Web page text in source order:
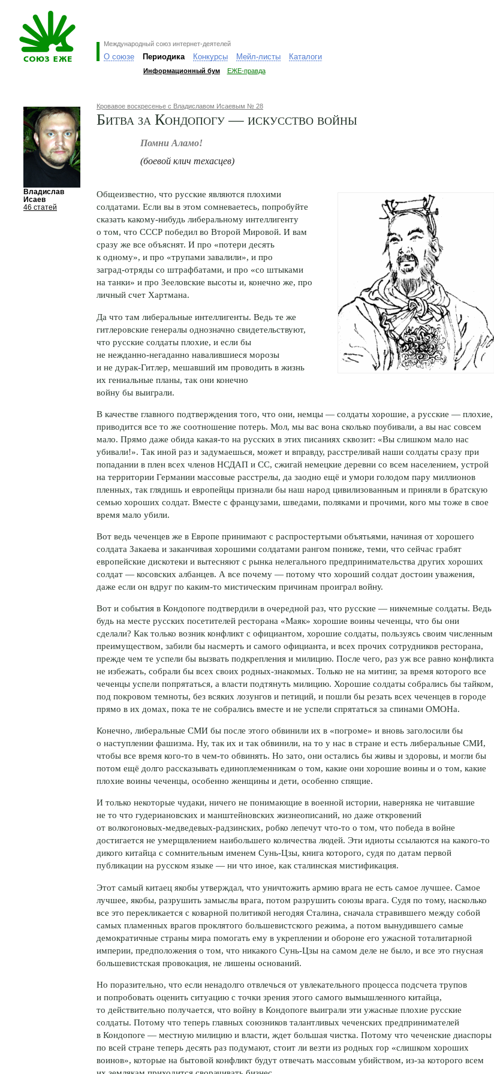
Международный союз интернет-деятелей
О союзе Периодика Конкурсы Мейл-листы Каталоги
Информационный бум ЕЖЕ-правда
Владислав
Исаев
46 статей
Кровавое воскресенье с Владиславом Исаевым № 28
Битва за Кондопогу — искусство войны
Помни Аламо!
(боевой клич техасцев)
Общеизвестно, что русские являются плохими
солдатами. Если вы в этом сомневаетесь, попробуйте
сказать какому-нибудь либеральному интеллигенту
о том, что СССР победил во Второй Мировой. И вам
сразу же все объяснят. И про «потери десять
к одному», и про «трупами завалили», и про
заград-отряды со штрафбатами, и про «со штыками
на танки» и про Зееловские высоты и, конечно же, про
личный счет Хартмана.
Да что там либеральные интеллигенты. Ведь те же
гитлеровские генералы однозначно свидетельствуют,
что русские солдаты плохие, и если бы
не нежданно-негаданно навалившиеся морозы
и не дурак-Гитлер, мешавший им проводить в жизнь
их гениальные планы, так они конечно
войну бы выиграли.
В качестве главного подтверждения того, что они, немцы — солдаты хорошие, а русские — плохие,
приводится все то же соотношение потерь. Мол, мы вас вона сколько поубивали, а вы нас совсем
мало. Прямо даже обида какая-то на русских в этих писаниях сквозит: «Вы слишком мало нас
убивали!». Так иной раз и задумаешься, может и вправду, расстреливай наши солдаты сразу при
попадании в плен всех членов НСДАП и СС, сжигай немецкие деревни со всем населением, устрой
на территории Германии массовые расстрелы, да заодно ещё и умори голодом пару миллионов
пленных, так глядишь и европейцы признали бы наш народ цивилизованным и приняли в братскую
семью хороших солдат. Вместе с французами, шведами, поляками и прочими, кого мы тоже в свое
время мало убили.
Вот ведь чеченцев же в Европе принимают с распростертыми объятьями, начиная от хорошего
солдата Закаева и заканчивая хорошими солдатами рангом пониже, теми, что сейчас грабят
европейские дискотеки и вытесняют с рынка нелегального предпринимательства других хороших
солдат — косовских албанцев. А все почему — потому что хороший солдат достоин уважения,
даже если он вдруг по каким-то мистическим причинам проиграл войну.
Вот и события в Кондопоге подтвердили в очередной раз, что русские — никчемные солдаты. Ведь
будь на месте русских посетителей ресторана «Маяк» хорошие воины чеченцы, что бы они
сделали? Как только возник конфликт с официантом, хорошие солдаты, пользуясь своим численным
преимуществом, забили бы насмерть и самого официанта, и всех прочих сотрудников ресторана,
прежде чем те успели бы вызвать подкрепления и милицию. После чего, раз уж все равно конфликта
не избежать, собрали бы всех своих родных-знакомых. Только не на митинг, за время которого все
чеченцы успели попрятаться, а власти подтянуть милицию. Хорошие солдаты собрались бы тайком,
под покровом темноты, без всяких лозунгов и петиций, и пошли бы резать всех чеченцев в городе
прямо в их домах, пока те не собрались вместе и не успели спрятаться за спинами ОМОНа.
Конечно, либеральные СМИ бы после этого обвинили их в «погроме» и вновь заголосили бы
о наступлении фашизма. Ну, так их и так обвинили, на то у нас в стране и есть либеральные СМИ,
чтобы все время кого-то в чем-то обвинять. Но зато, они остались бы живы и здоровы, и могли бы
потом ещё долго рассказывать единоплеменникам о том, какие они хорошие воины и о том, какие
плохие воины чеченцы, особенно женщины и дети, особенно спящие.
И только некоторые чудаки, ничего не понимающие в военной истории, наверняка не читавшие
не то что гудериановских и манштейновских жизнеописаний, но даже откровений
от волкогоновых-медведевых-радзинских, робко лепечут что-то о том, что победа в войне
достигается не умерщвлением наибольшего количества людей. Эти идиоты ссылаются на какого-то
дикого китайца с сомнительным именем Сунь-Цзы, книга которого, судя по датам первой
публикации на русском языке — ни что иное, как сталинская мистификация.
Этот самый китаец якобы утверждал, что уничтожить армию врага не есть самое лучшее. Самое
лучшее, якобы, разрушить замыслы врага, потом разрушить союзы врага. Судя по тому, насколько
все это перекликается с коварной политикой негодяя Сталина, сначала стравившего между собой
самых пламенных врагов проклятого большевистского режима, а потом вынудившего самые
демократичные страны мира помогать ему в укреплении и обороне его ужасной тоталитарной
империи, предположения о том, что никакого Сунь-Цзы на самом деле не было, и все это гнусная
большевистская провокация, не лишены оснований.
Но поразительно, что если ненадолго отвлечься от увлекательного процесса подсчета трупов
и попробовать оценить ситуацию с точки зрения этого самого вымышленного китайца,
то действительно получается, что войну в Кондопоге выиграли эти ужасные плохие русские
солдаты. Потому что теперь главных союзников талантливых чеченских предпринимателей
в Кондопоге — местную милицию и власти, ждет большая чистка. Потому что чеченские диаспоры
по всей стране теперь десять раз подумают, стоит ли везти из родных гор «слишком хороших
воинов», которые на бытовой конфликт будут отвечать массовым убийством, из-за которого всем